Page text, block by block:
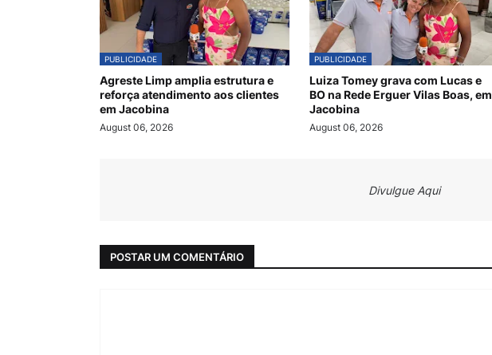
PUBLICIDADE
Agreste Limp amplia estrutura e
reforça atendimento aos clientes
em Jacobina
August 06, 2026
PUBLICIDADE
Luiza Tomey grava com Lucas e
BO na Rede Erguer Vilas Boas, em
Jacobina
August 06, 2026
Divulgue Aqui
POSTAR UM COMENTÁRIO